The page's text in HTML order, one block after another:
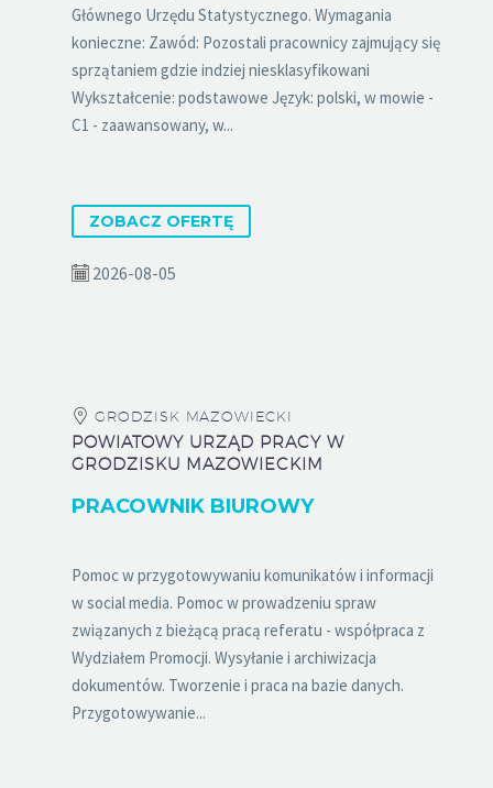
Głównego Urzędu Statystycznego. Wymagania
konieczne: Zawód: Pozostali pracownicy zajmujący się
sprzątaniem gdzie indziej niesklasyfikowani
Wykształcenie: podstawowe Język: polski, w mowie -
C1 - zaawansowany, w...
ZOBACZ OFERTĘ
2026-08-05
GRODZISK MAZOWIECKI
POWIATOWY URZĄD PRACY W
GRODZISKU MAZOWIECKIM
PRACOWNIK BIUROWY
Pomoc w przygotowywaniu komunikatów i informacji
w social media. Pomoc w prowadzeniu spraw
związanych z bieżącą pracą referatu - współpraca z
Wydziałem Promocji. Wysyłanie i archiwizacja
dokumentów. Tworzenie i praca na bazie danych.
Przygotowywanie...